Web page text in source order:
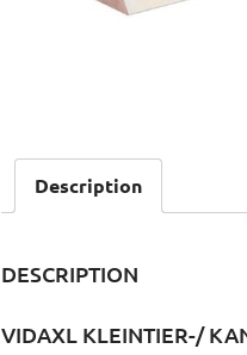
Description
DESCRIPTION
VIDAXL KLEINTIER-/